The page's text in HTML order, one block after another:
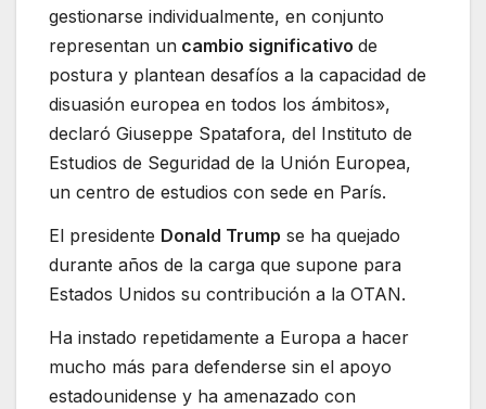
gestionarse individualmente, en conjunto
representan un cambio significativo de
postura y plantean desafíos a la capacidad de
disuasión europea en todos los ámbitos»,
declaró Giuseppe Spatafora, del Instituto de
Estudios de Seguridad de la Unión Europea,
un centro de estudios con sede en París.
El presidente Donald Trump se ha quejado
durante años de la carga que supone para
Estados Unidos su contribución a la OTAN.
Ha instado repetidamente a Europa a hacer
mucho más para defenderse sin el apoyo
estadounidense y ha amenazado con